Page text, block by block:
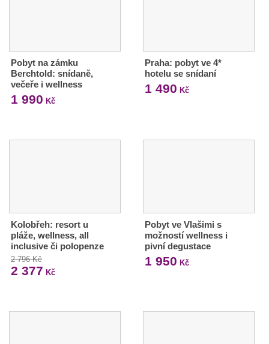
Pobyt na zámku
Berchtold: snídaně,
večeře i wellness
1 990 Kč
Praha: pobyt ve 4*
hotelu se snídaní
1 490 Kč
Kolobřeh: resort u
pláže, wellness, all
inclusive či polopenze
2 796 Kč
2 377 Kč
Pobyt ve Vlašimi s
možností wellness i
pivní degustace
1 950 Kč